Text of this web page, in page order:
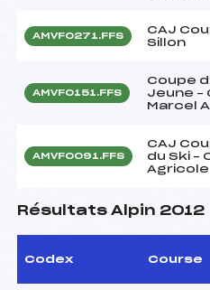
AMVF0271.FFS
CAJ
Sillon
AMVF0151.FFS
Coupe
Jeune –
Marcel
AMVF0091.FFS
CAJ
du Ski –
Agricole
Résultats Alpin 2012
Codex Course